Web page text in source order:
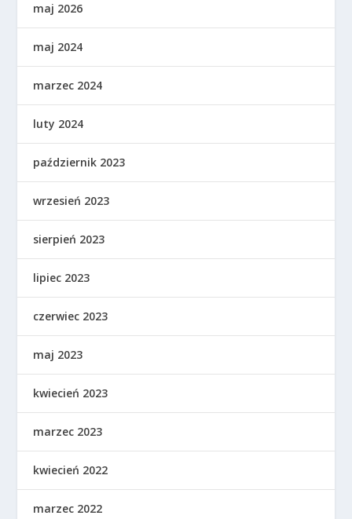
maj 2026
maj 2024
marzec 2024
luty 2024
październik 2023
wrzesień 2023
sierpień 2023
lipiec 2023
czerwiec 2023
maj 2023
kwiecień 2023
marzec 2023
kwiecień 2022
marzec 2022